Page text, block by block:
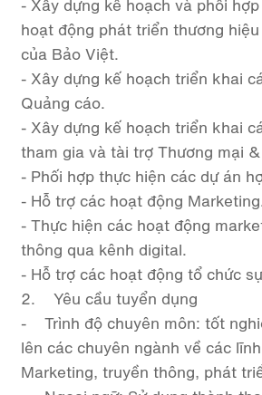
- Xây dựng kế hoạch và phối
hoạt động phát triển thương
của Bảo Việt.
- Xây dựng kế hoạch triển khai
Quảng cáo.
- Xây dựng kế hoạch triển khai
tham gia và tài trợ Thương mại
- Phối hợp thực hiện các dự án
- Hỗ trợ các hoạt động
- Thực hiện các hoạt động
thông qua kênh digital.
- Hỗ trợ các hoạt động tổ chức
2. Yêu cầu tuyển dụng
- Trình độ chuyên môn: tốt
lên các chuyên ngành về các
Marketing, truyền thông, phát